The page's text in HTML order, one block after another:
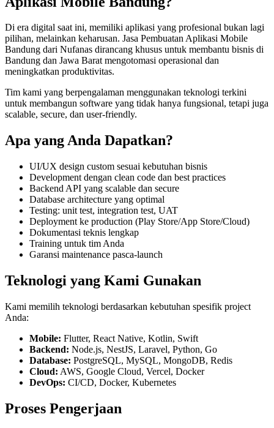
Di era digital saat ini, memiliki aplikasi yang profesional bukan lagi
pilihan, melainkan keharusan. Jasa Pembuatan Aplikasi Mobile
Bandung dari Nufanas dirancang khusus untuk membantu bisnis di
Bandung dan Jawa Baratmengotomasi operasional dan
meningkatkan produktivitas.
Tim kami yang berpengalaman menggunakan teknologi terkini
untuk membangun software yang tidak hanya fungsional, tetapi juga
scalable, secure, dan user-friendly.
Apa yang Anda Dapatkan?
UI/UX design custom sesuai kebutuhan bisnis
Development dengan clean code dan best practices
Backend API yang scalable dan secure
Database architecture yang optimal
Testing: unit test, integration test, UAT
Deployment ke production (Play Store/App Store/Cloud)
Dokumentasi teknis lengkap
Training untuk tim Anda
Garansi maintenance pasca-launch
Teknologi yang Kami Gunakan
Kami memilih teknologi berdasarkan kebutuhan spesifik project
Anda:
Mobile: Flutter, React Native, Kotlin, Swift
Backend: Node.js, NestJS, Laravel, Python, Go
Database: PostgreSQL, MySQL, MongoDB, Redis
Cloud: AWS, Google Cloud, Vercel, Docker
DevOps: CI/CD, Docker, Kubernetes
Proses Pengerjaan